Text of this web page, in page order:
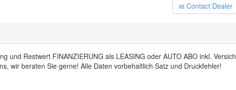
Contact Dealer
und Restwert FINANZIERUNG als LEASING oder AUTO ABO inkl.
wir beraten Sie gerne! Alle Daten vorbehaltlich Satz und Druckfehler!